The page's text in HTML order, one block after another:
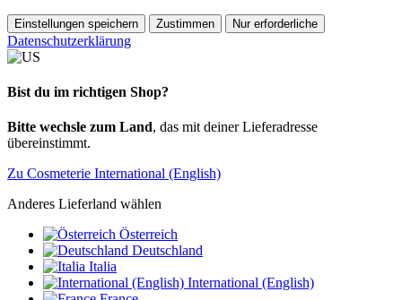
Einstellungen speichern Zustimmen Nur erforderliche
Datenschutzerklärung
Bist du im richtigen Shop?
Bitte wechsle zum Land, das mit deiner Lieferadresse
übereinstimmt.
Zu Cosmeterie International (English)
Anderes Lieferland wählen
Österreich
Deutschland
Italia
International (English)